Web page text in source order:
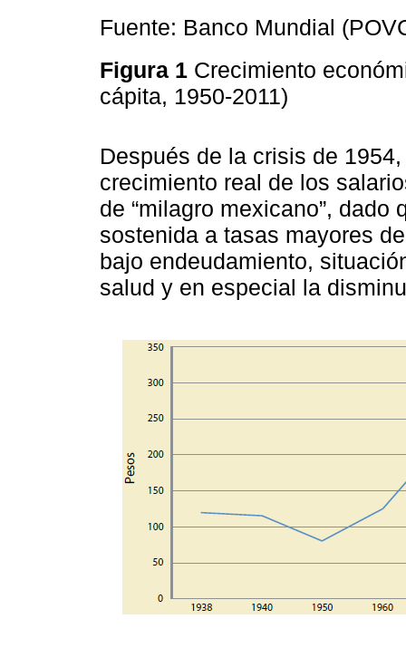
Fuente: Banco Mundial
Figura 1 Crecimiento
cápita, 1950-2011)
Después de la crisis de
crecimiento real de los
de “milagro mexicano”,
sostenida a tasas mayores
bajo endeudamiento,
salud y en especial la